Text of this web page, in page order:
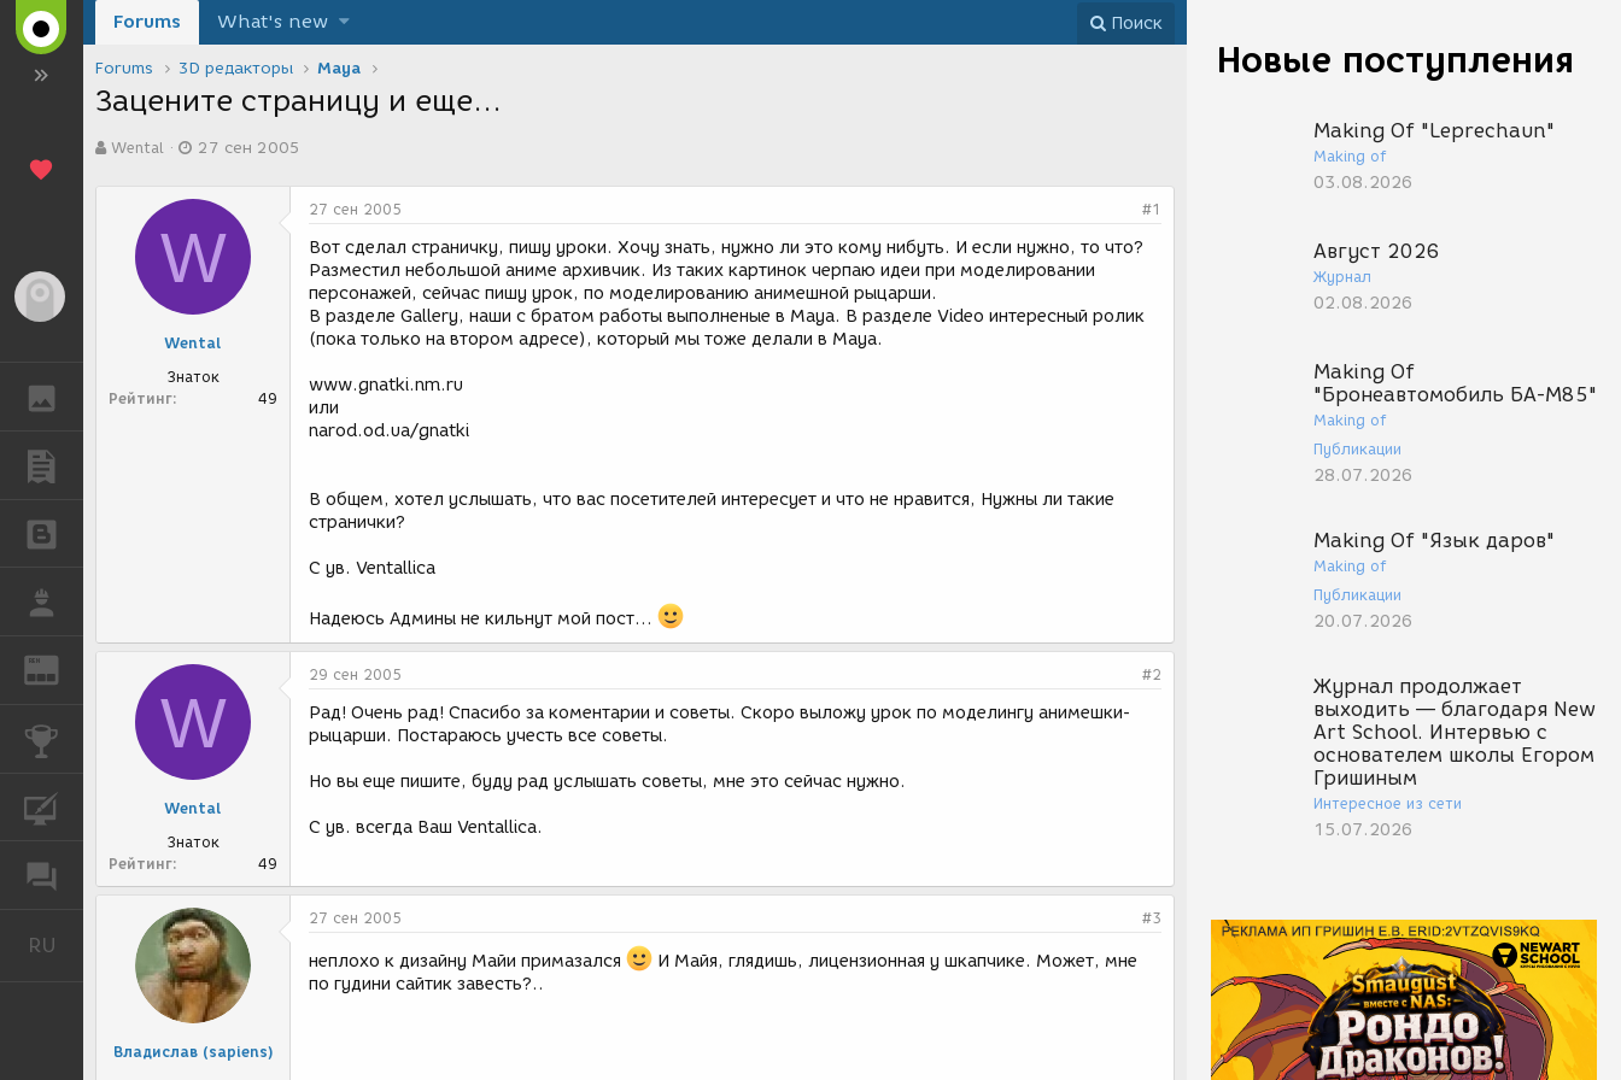
ГАЛЕРЕЯ
REN
КОНКУРСЫ
ФОРУМ
RU Русский
Новые поступления
Making Of "Leprechaun"
Making of
03.08.2026
Август 2026
Журнал
02.08.2026
Making Of
"Бронеавтомобиль БА-М85"
Making of
Публикации
28.07.2026
Making Of "Язык даров"
Making of
Публикации
20.07.2026
Журнал продолжает
выходить — благодаря New
Art School. Интервью с
основателем школы Егором
Гришиным
Интересное из сети
15.07.2026
Forums What's new Поиск
Forums 3D редакторы Maya
Зацените страницу и еще...
в
Wental
а
а
о
з
д
и
я
27 сен 2005
W
Wental
Знаток
Рейтинг
49
27 сен 2005 #1
Вот сделал страничку, пишу уроки. Хочу знать, нужно ли это кому нибуть. И если нужно, то что?
Разместил небольшой аниме архивчик. Из таких картинок черпаю идеи при моделировании
персонажей, сейчас пишу урок, по моделированию анимешной рыцарши.
В разделе Gallery, наши с братом работы выполненые в Maya. В разделе Video интересный ролик
(пока только на втором адресе), который мы тоже делали в Maya.
www.gnatki.nm.ru
или
narod.od.ua/gnatki
В общем, хотел услышать, что вас посетителей интересует и что не нравится, Нужны ли такие
странички?
С ув. Ventallica
Надеюсь Админы не кильнут мой пост...
W
Wental
Знаток
Рейтинг
49
29 сен 2005 #2
Рад! Очень рад! Спасибо за коментарии и советы. Скоро выложу урок по моделингу анимешки-
рыцарши. Постараюсь учесть все советы.
Но вы еще пишите, буду рад услышать советы, мне это сейчас нужно.
С ув. всегда Ваш Ventallica.
Владислав (sapiens)
27 сен 2005 #3
неплохо к дизайну Майи примазался
И Майя, глядишь, лицензионная у шкапчике. Может, мне
по гудини сайтик завесть?..